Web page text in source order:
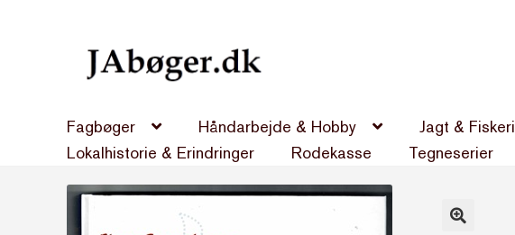
Spring
Spring
Fagbøger
Håndarbejde & Hobby Jagt & Fiskeri
Lokalhistorie & Erindringer
Rodekasse Tegneserier